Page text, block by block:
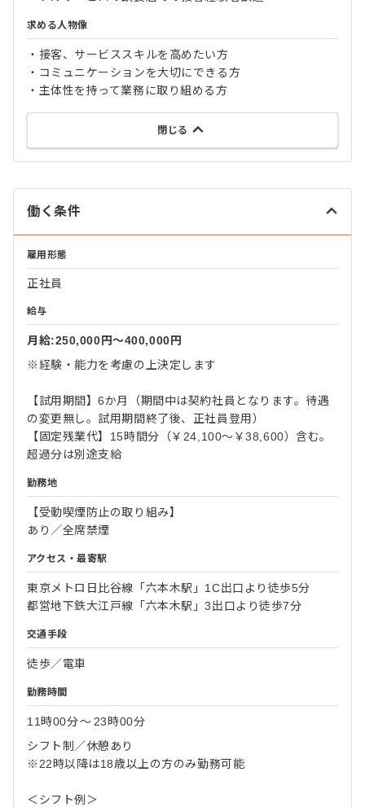
求める人物像
・接客、サービススキルを高めたい方
・コミュニケーションを大切にできる方
・主体性を持って業務に取り組める方
閉じる
働く条件
雇用形態
正社員
給与
月給:250,000円〜400,000円
※経験・能力を考慮の上決定します
【試用期間】6か月（期間中は契約社員となります。待遇
の変更無し。試用期間終了後、正社員登用）
【固定残業代】15時間分（￥24,100～￥38,600）含む。
超過分は別途支給
勤務地
【受動喫煙防止の取り組み】
あり／全席禁煙
アクセス・最寄駅
東京メトロ日比谷線「六本木駅」1C出口より徒歩5分
都営地下鉄大江戸線「六本木駅」3出口より徒歩7分
交通手段
徒歩／電車
勤務時間
11時00分〜 23時00分
シフト制／休憩あり
※22時以降は18歳以上の方のみ勤務可能
＜シフト例＞